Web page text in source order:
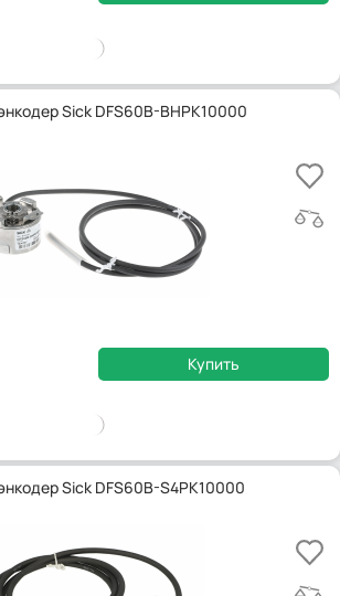
Sick DFS60B-BHPK10000
Купить
Sick DFS60B-S4PK10000